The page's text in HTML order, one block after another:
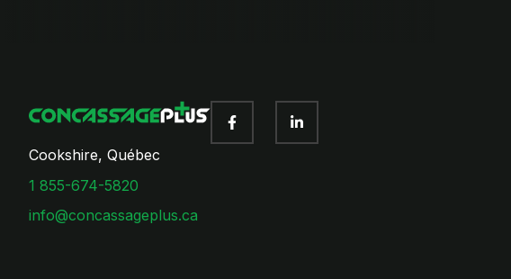
Cookshire, Québec
1 855-674-5820
info@concassageplus.ca